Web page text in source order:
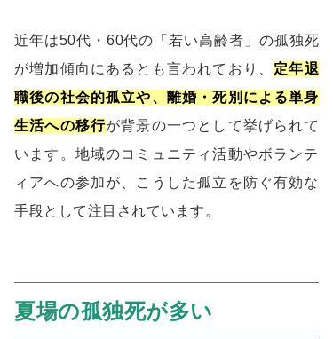
近年は50代・60代の「若い高齢者」の孤独死
が増加傾向にあるとも言われており、 定年退
職後の社会的孤立や、離婚・死別による単身
生活への移行が背景の一つとして挙げられて
います。地域のコミュニティ活動やボランテ
ィアへの参加が、こうした孤立を防ぐ有効な
手段として注目されています。
夏場の孤独死が多い